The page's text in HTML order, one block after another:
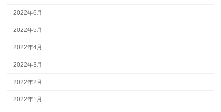
2022年6月
2022年5月
2022年4月
2022年3月
2022年2月
2022年1月